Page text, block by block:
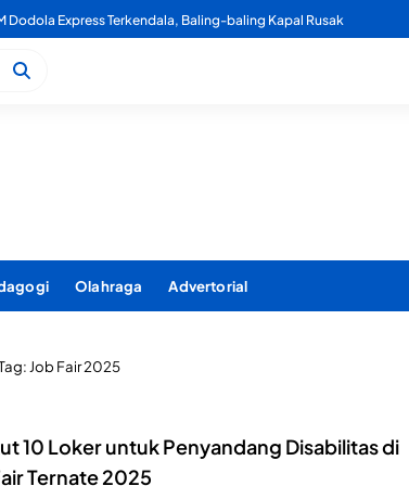
Dodola Express Terkendala, Baling-baling Kapal Rusak
Olahraga Advertorial
Job Fair 2025
10 Loker untuk Penyandang Disabilitas di
Ternate 2025